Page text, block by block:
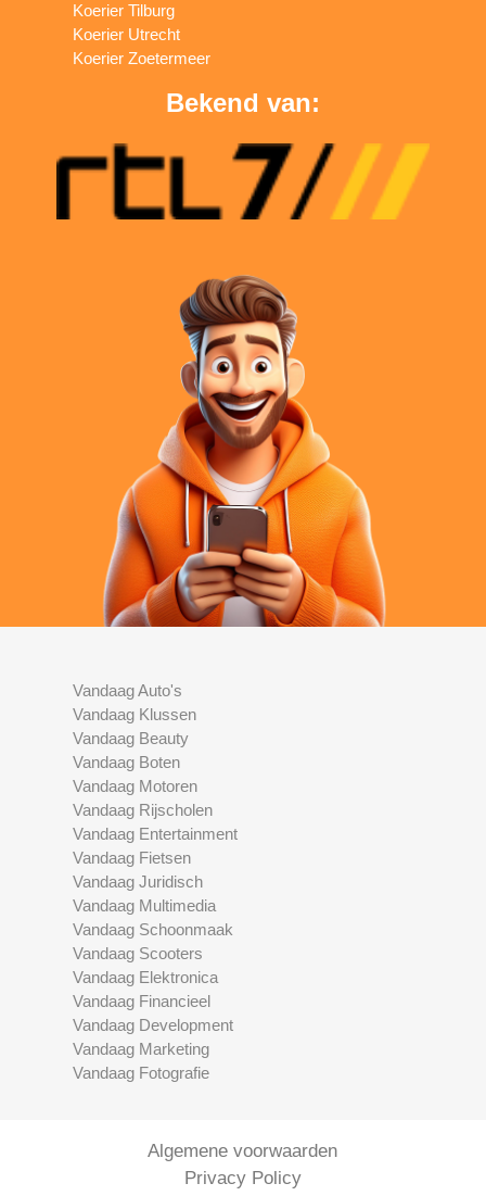
Koerier Tilburg
Koerier Utrecht
Koerier Zoetermeer
Bekend van:
Vandaag Auto's
Vandaag Klussen
Vandaag Beauty
Vandaag Boten
Vandaag Motoren
Vandaag Rijscholen
Vandaag Entertainment
Vandaag Fietsen
Vandaag Juridisch
Vandaag Multimedia
Vandaag Schoonmaak
Vandaag Scooters
Vandaag Elektronica
Vandaag Financieel
Vandaag Development
Vandaag Marketing
Vandaag Fotografie
Algemene voorwaarden
Privacy Policy